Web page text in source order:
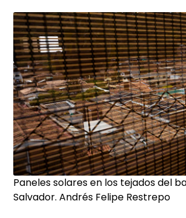
Paneles solares en los tejados del
Salvador. Andrés Felipe Restrepo